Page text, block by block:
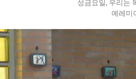
성금요일, 우리는
예레미